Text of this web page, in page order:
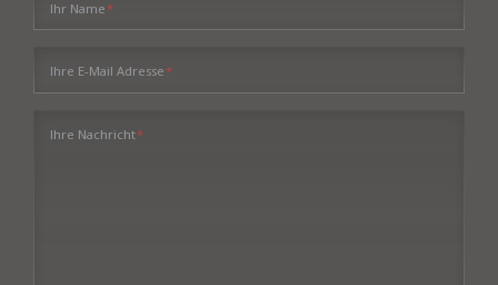
Pflichtfeld
Ihr Name*
Pflichtfeld
Ihre E-Mail Adresse*
Pflichtfeld
Ihre Nachricht*